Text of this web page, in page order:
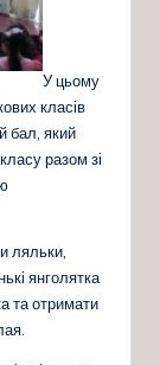
У цьому
класів
бал, який
разом зі
ляльки,
янголятка
та отримати